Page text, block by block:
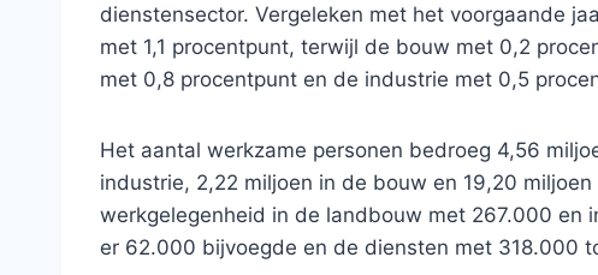
dienstensector. Vergeleken met het voorgaande
met 1,1 procentpunt, terwijl de bouw met 0,2
met 0,8 procentpunt en de industrie met 0,5
Het aantal werkzame personen bedroeg 4,56
industrie, 2,22 miljoen in de bouw en 19,20
werkgelegenheid in de landbouw met 267.000
er 62.000 bijvoegde en de diensten met 318.000